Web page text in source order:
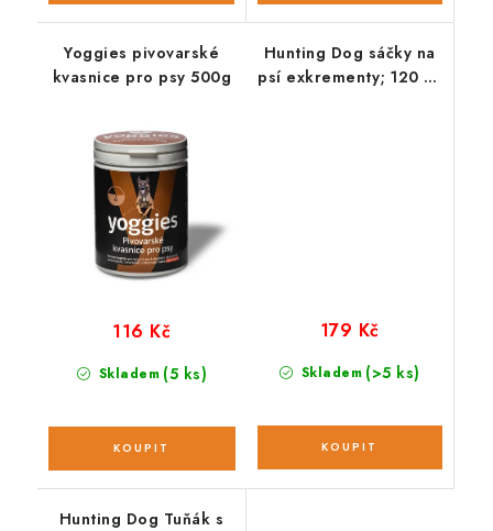
Yoggies pivovarské
kvasnice pro psy 500g
Skladem (5 ks)
116 Kč
Hunting Dog sáčky na
psí exkrementy; 120 ks
Skladem (>5 ks)
179 Kč
Hunting Dog Tuňák s